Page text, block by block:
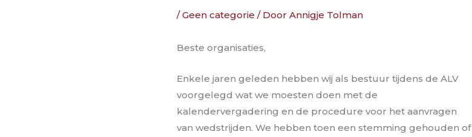
/Geen categorie / DoorAnnigje Tolman
Beste organisaties,
Enkele jaren geleden hebben wij als bestuur tijdens de ALV
voorgelegd wat we moesten doen met de
kalendervergadering en de procedure voor het aanvragen
van wedstrijden. We hebben toen een stemming gehouden of